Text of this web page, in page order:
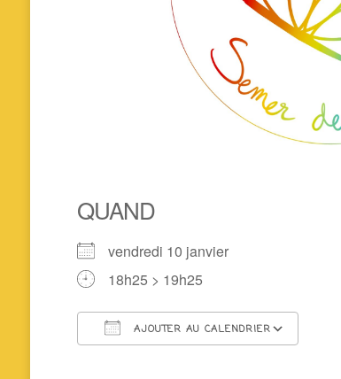
QUAND
vendredi 10 janvier
18h25 > 19h25
AJOUTER AU CALENDRIER